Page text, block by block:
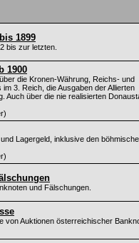
1899
bis zur letzten.
1900
die Kronen-Währung, Reichs- und
3. Reich, die Ausgaben der Allierten
Auch über die nie realisierten
Lagergeld, inklusive den
und Fälschungen.
von Auktionen österreichischer